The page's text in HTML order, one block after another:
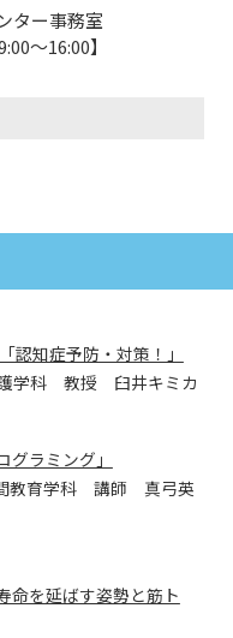
ター事務室
～16:00】
認知症予防・対策！」
護学科 教授 臼井キミカ
ラミング」
教育学科 講師 真弓英
命を延ばす姿勢と筋ト